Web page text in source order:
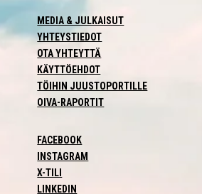
MEDIA & JULKAISUT
YHTEYSTIEDOT
OTA YHTEYTTÄ
KÄYTTÖEHDOT
TÖIHIN JUUSTOPORTILLE
OIVA-RAPORTIT
FACEBOOK
INSTAGRAM
X-TILI
LINKEDIN